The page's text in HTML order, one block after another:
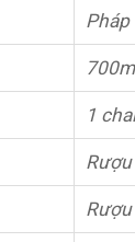
Pháp
1